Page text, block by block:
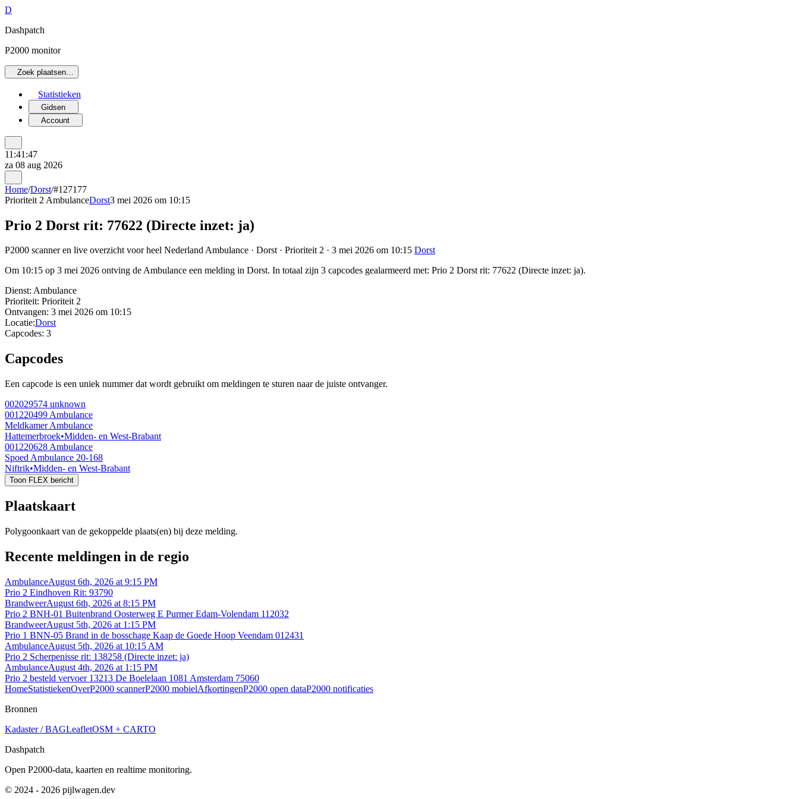
D
Dashpatch
P2000 monitor
Zoek plaatsen…
Statistieken
Gidsen
Account
11:41:47
za 08 aug 2026
Home/Dorst/#127177
Prioriteit 2 AmbulanceDorst3 mei 2026 om 10:15
Prio 2 Dorst rit: 77622 (Directe inzet: ja)
P2000 scanner en live overzicht voor heel Nederland Ambulance · Dorst · Prioriteit 2 · 3 mei 2026 om 10:15 Dorst
Om 10:15 op 3 mei 2026 ontving de Ambulance een melding in Dorst. In totaal zijn 3 capcodes gealarmeerd met: Prio 2 Dorst rit: 77622 (Directe inzet: ja).
Dienst: Ambulance
Prioriteit: Prioriteit 2
Ontvangen: 3 mei 2026 om 10:15
Locatie:Dorst
Capcodes: 3
Capcodes
Een capcode is een uniek nummer dat wordt gebruikt om meldingen te sturen naar de juiste ontvanger.
002029574 unknown
001220499 Ambulance
Meldkamer Ambulance
Hattemerbroek•Midden- en West-Brabant
001220628 Ambulance
Spoed Ambulance 20-168
Niftrik•Midden- en West-Brabant
Toon FLEX bericht
Plaatskaart
Polygoonkaart van de gekoppelde plaats(en) bij deze melding.
Recente meldingen in de regio
AmbulanceAugust 6th, 2026 at 9:15 PM
Prio 2 Eindhoven Rit: 93790
BrandweerAugust 6th, 2026 at 8:15 PM
Prio 2 BNH-01 Buitenbrand Oosterweg E Purmer Edam-Volendam 112032
BrandweerAugust 5th, 2026 at 1:15 PM
Prio 1 BNN-05 Brand in de bosschage Kaap de Goede Hoop Veendam 012431
AmbulanceAugust 5th, 2026 at 10:15 AM
Prio 2 Scherpenisse rit: 138258 (Directe inzet: ja)
AmbulanceAugust 4th, 2026 at 1:15 PM
Prio 2 besteld vervoer 13213 De Boelelaan 1081 Amsterdam 75060
HomeStatistiekenOverP2000 scannerP2000 mobielAfkortingenP2000 open dataP2000 notificaties
Bronnen
Kadaster / BAGLeafletOSM + CARTO
Dashpatch
Open P2000-data, kaarten en realtime monitoring.
© 2024 - 2026 pijlwagen.dev